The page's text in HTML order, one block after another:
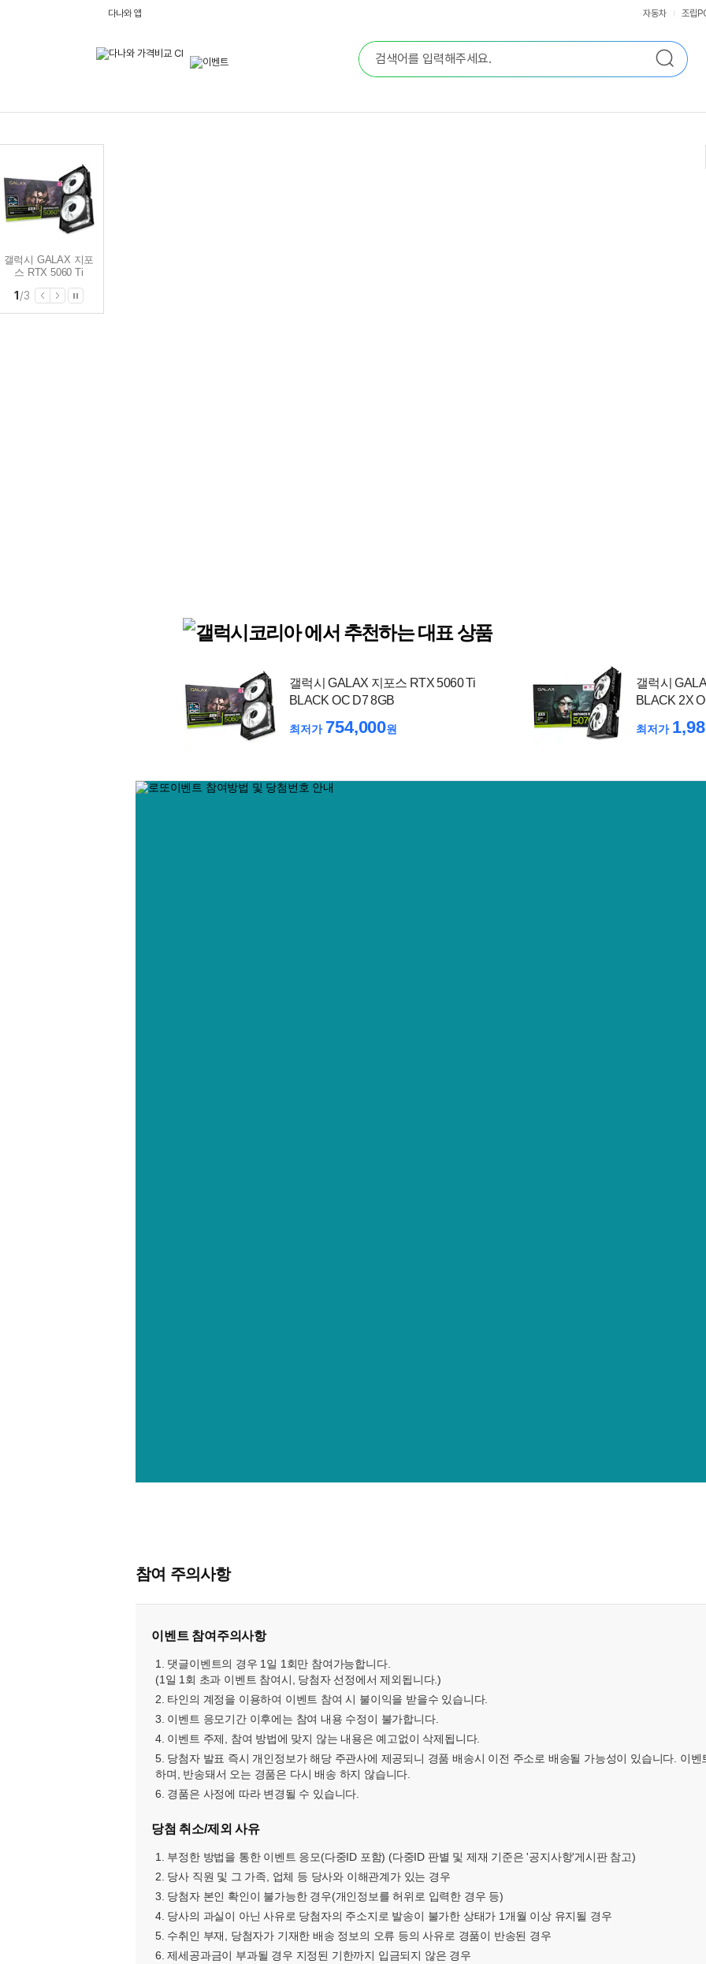
다나와 앱 자동차 조립
갤럭시 GALAX 지포
스 RTX 5070 Ti
BLACK 2X OC D7
16GB
2/3
에서 추천하는 대표 상품
갤럭시 GALAX 지포스 RTX 5060 Ti
BLACK OC D7 8GB
최저가 754,000원
갤럭시
BLACK 2X
최저가
참여 주의사항
이벤트 참여주의사항
1. 댓글이벤트의 경우 1일 1회만 참여가능합니다.
(1일 1회 초과 이벤트 참여시, 당첨자 선정에서 제외됩니다.)
2. 타인의 계정을 이용하여 이벤트 참여 시 불이익을 받을수 있습니다.
3. 이벤트 응모기간 이후에는 참여 내용 수정이 불가합니다.
4. 이벤트 주제, 참여 방법에 맞지 않는 내용은 예고없이 삭제됩니다.
5. 당첨자 발표 즉시 개인정보가 해당 주관사에 제공되니 경품 배송시 이전 주소로 배송될 가능성이 있습니다. 이
하며, 반송돼서 오는 경품은 다시 배송 하지 않습니다.
6. 경품은 사정에 따라 변경될 수 있습니다.
당첨 취소/제외 사유
1. 부정한 방법을 통한 이벤트 응모(다중ID 포함) (다중ID 판별 및 제재 기준은 '공지사항'게시판 참고)
2. 당사 직원 및 그 가족, 업체 등 당사와 이해관계가 있는 경우
3. 당첨자 본인 확인이 불가능한 경우(개인정보를 허위로 입력한 경우 등)
4. 당사의 과실이 아닌 사유로 당첨자의 주소지로 발송이 불가한 상태가 1개월 이상 유지될 경우
5. 수취인 부재, 당첨자가 기재한 배송 정보의 오류 등의 사유로 경품이 반송된 경우
6. 제세공과금이 부과될 경우 지정된 기한까지 입금되지 않은 경우